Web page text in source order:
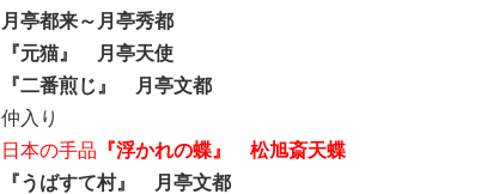
月亭都来～月亭秀都
『元猫』 月亭天使
『二番煎じ』 月亭文都
仲入り
日本の手品 『浮かれの蝶』 松旭斎天蝶
『うばすて村』 月亭文都